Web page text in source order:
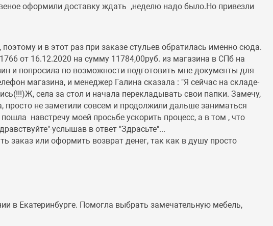
оформили доставку ждать ,неделю надо было.Но привезли
и в этот раз при заказе стульев обратилась именно сюда.
от 16.12.2020 на сумму 11784,00руб. из магазина в СПб на
и попросила по возможности подготовить мне документы для
магазина, и менеджер Галина сказала : "Я сейчас на складе-
села за стол и начала перекладывать свои папки. Замечу,
не заметили совсем и продолжили дальше заниматься
навстречу моей просьбе ускорить процесс, а в том , что
услышав в ответ "Здрасьте"...
заказ или оформить возврат денег, так как в душу просто
в Екатеринбурге. Помогла выбрать замечательную мебель,